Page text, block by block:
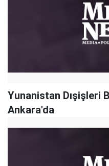
Yunanistan Dışişleri
Ankara'da